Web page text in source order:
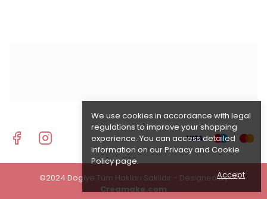
We use cookies in accordance with legal
regulations to improve your shopping
experience. You can access detailed
information on ourPrivacy and Cookie
Policypage.
Accept
©2024 Dogiye Tüm Hakları Saklıdır - Designed by
Creamake.com